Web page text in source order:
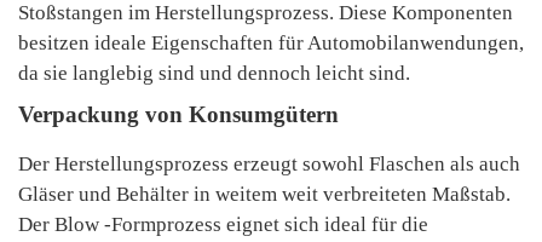
Stoßstangen im Herstellungsprozess. Diese Komponenten
besitzen ideale Eigenschaften für Automobilanwendungen,
da sie langlebig sind und dennoch leicht sind.
Verpackung von Konsumgütern
Der Herstellungsprozess erzeugt sowohl Flaschen als auch
Gläser und Behälter in weitem weit verbreiteten Maßstab.
Der Blow -Formprozess eignet sich ideal für die